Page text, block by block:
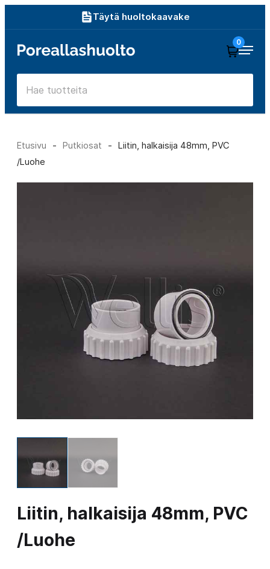
sisältöön
Täytä huoltokaavake
Poreallashuolto
0
Etusivu - Putkiosat -
Liitin, halkaisija 48mm, PVC
/Luohe
Liitin, halkaisija 48mm, PVC
/Luohe